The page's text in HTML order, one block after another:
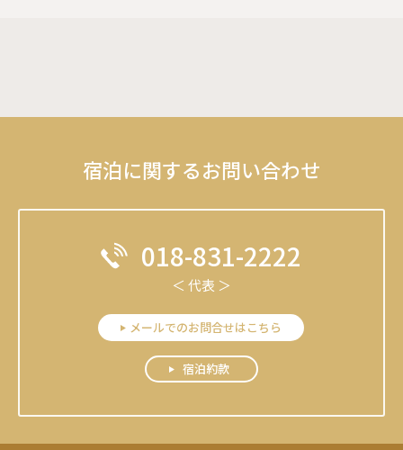
宿泊に関するお問い合わせ
018-831-2222
＜ 代表 ＞
メールでのお問合せはこちら
宿泊約款